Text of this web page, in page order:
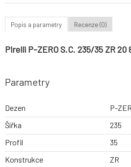
Popis a parametry Recenze (0)
Pirelli P-ZERO S.C. 235/35 ZR 20
Parametry
Dezen
P-
Šířka
235
Profil
35
Konstrukce
ZR